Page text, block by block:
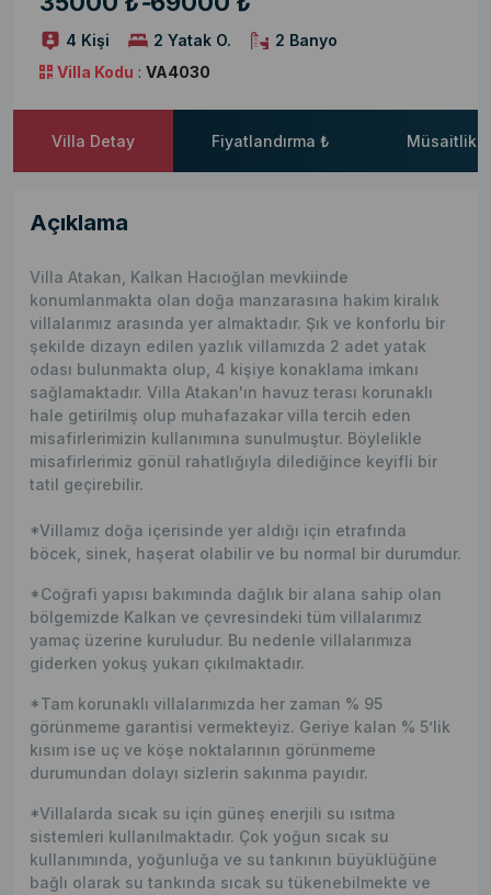
4 Kişi 2 Yatak O.
2 Banyo
Villa Kodu : VA4030
Villa Detay Fiyatlandırma ₺ Müsaitlik
Açıklama
Villa Atakan, Kalkan Hacıoğlan mevkiinde
konumlanmakta olan doğa manzarasına hakim kiralık
villalarımız arasında yer almaktadır. Şık ve konforlu bir
şekilde dizayn edilen yazlık villamızda 2 adet yatak
odası bulunmakta olup, 4 kişiye konaklama imkanı
sağlamaktadır. Villa Atakan'ın havuz terası korunaklı
hale getirilmiş olup muhafazakar villa tercih eden
misafirlerimizin kullanımına sunulmuştur. Böylelikle
misafirlerimiz gönül rahatlığıyla dilediğince keyifli bir
tatil geçirebilir.
*Villamız doğa içerisinde yer aldığı için etrafında
böcek, sinek, haşerat olabilir ve bu normal bir durumdur.
*Coğrafi yapısı bakımında dağlık bir alana sahip olan
bölgemizde Kalkan ve çevresindeki tüm villalarımız
yamaç üzerine kuruludur. Bu nedenle villalarımıza
giderken yokuş yukarı çıkılmaktadır.
*Tam korunaklı villalarımızda her zaman % 95
görünmeme garantisi vermekteyiz. Geriye kalan % 5’lik
kısım ise uç ve köşe noktalarının görünmeme
durumundan dolayı sizlerin sakınma payıdır.
*Villalarda sıcak su için güneş enerjili su ısıtma
sistemleri kullanılmaktadır. Çok yoğun sıcak su
kullanımında, yoğunluğa ve su tankının büyüklüğüne
bağlı olarak su tankında sıcak su tükenebilmekte ve